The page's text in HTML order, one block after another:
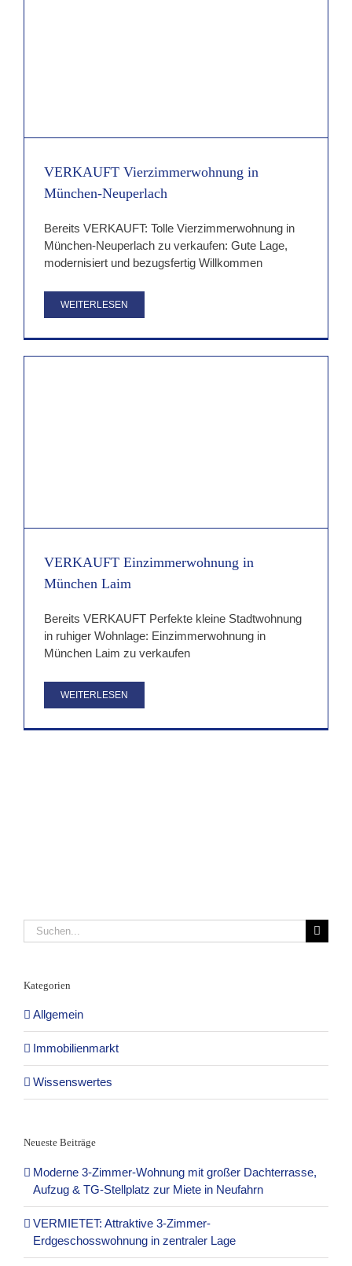
VERKAUFT Vierzimmerwohnung in
München-Neuperlach
Bereits VERKAUFT: Tolle Vierzimmerwohnung in
München-Neuperlach zu verkaufen: Gute Lage,
modernisiert und bezugsfertig Willkommen
WEITERLESEN
VERKAUFT Einzimmerwohnung in
München Laim
Bereits VERKAUFT Perfekte kleine Stadtwohnung
in ruhiger Wohnlage: Einzimmerwohnung in
München Laim zu verkaufen
WEITERLESEN
Suche
nach:
Kategorien
Allgemein
Immobilienmarkt
Wissenswertes
Neueste Beiträge
Moderne 3-Zimmer-Wohnung mit großer Dachterrasse,
Aufzug & TG-Stellplatz zur Miete in Neufahrn
VERMIETET: Attraktive 3-Zimmer-
Erdgeschosswohnung in zentraler Lage